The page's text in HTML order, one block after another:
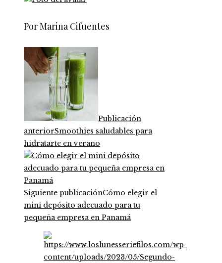
Por Marina Cifuentes
Publicación
anteriorSmoothies saludables para
hidratarte en verano
Siguiente publicaciónCómo elegir el
mini depósito adecuado para tu
pequeña empresa en Panamá